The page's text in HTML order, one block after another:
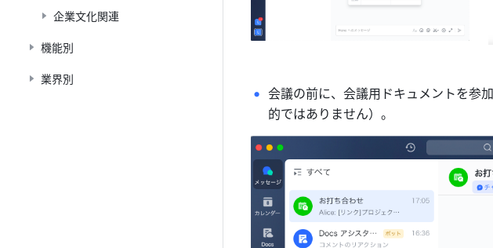
企業文化関連
機能別
業界別
会議の前に、会議用ドキュメントを参
的ではありません）。